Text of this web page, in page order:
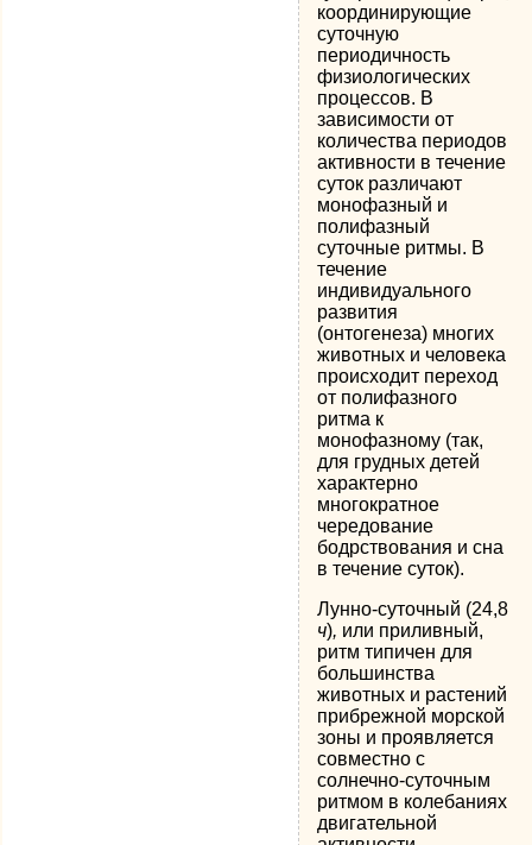
координирующие
суточную
периодичность
физиологических
процессов. В
зависимости от
количества периодов
активности в течение
суток различают
монофазный и
полифазный
суточные ритмы. В
течение
индивидуального
развития
(онтогенеза) многих
животных и человека
происходит переход
от полифазного
ритма к
монофазному (так,
для грудных детей
характерно
многократное
чередование
бодрствования и сна
в течение суток).
Лунно-суточный (24,8
ч), или приливный,
ритм типичен для
большинства
животных и растений
прибрежной морской
зоны и проявляется
совместно с
солнечно-суточным
ритмом в колебаниях
двигательной